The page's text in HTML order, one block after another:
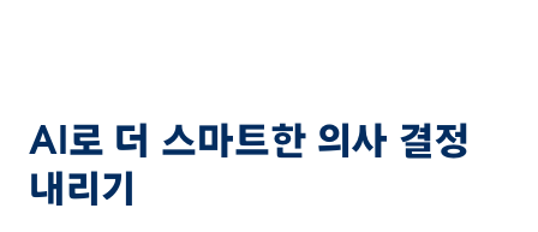
AI로 더 스마트한 의사 결정
내리기